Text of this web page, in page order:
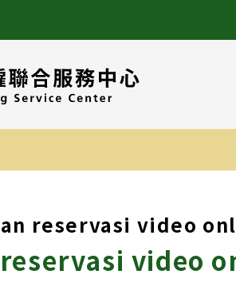
reservasi video
video